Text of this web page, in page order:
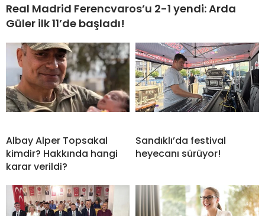
Real Madrid Ferencvaros’u 2-1 yendi: Arda
Güler ilk 11’de başladı!
Albay Alper Topsakal
kimdir? Hakkında hangi
karar verildi?
Sandıklı’da festival
heyecanı sürüyor!